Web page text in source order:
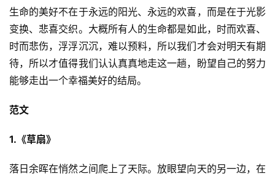
生命的美好不在于永远的阳光、永远的欢喜，而是在于光影
变换、悲喜交织。大概所有人的生命都是如此，时而欢喜、
时而悲伤，浮浮沉沉，难以预料，所以我们才会对明天有期
待，所以才值得我们认认真真地走这一趟，盼望自己的努力
能够走出一个幸福美好的结局。
范文
1.《草扇》
落日余晖在悄然之间爬上了天际。放眼望向天的另一边，在